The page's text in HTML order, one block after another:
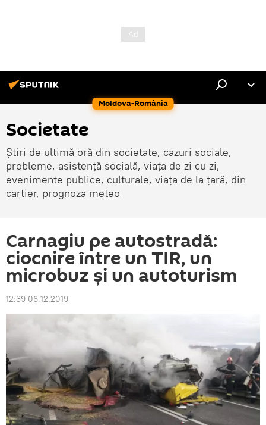
Moldova-România
Societate
Știri de ultimă oră din societate, cazuri sociale,
probleme, asistență socială, viața de zi cu zi,
evenimente publice, culturale, viața de la țară, din
cartier, prognoza meteo
Carnagiu pe autostradă:
ciocnire între un TIR, un
microbuz şi un autoturism
12:39 06.12.2019